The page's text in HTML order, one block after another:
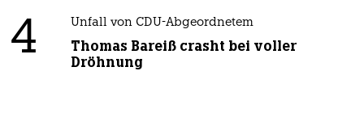
4 Unfall von CDU-Abgeordnetem
Thomas Bareiß crasht bei voller
Dröhnung